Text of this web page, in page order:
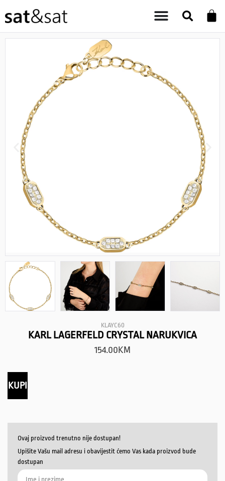
KLAYC60
KARL LAGERFELD CRYSTAL NARUKVICA
154.00KM
KUPI
Ovaj proizvod trenutno nije dostupan!
Upišite Vašu mail adresu i obavijestit ćemo Vas kada proizvod bude
dostupan